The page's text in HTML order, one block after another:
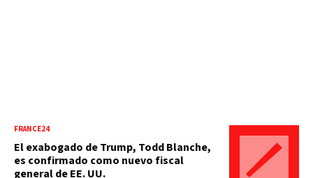
FRANCE24
El exabogado de Trump, Todd Blanche,
es confirmado como nuevo fiscal
general de EE. UU.